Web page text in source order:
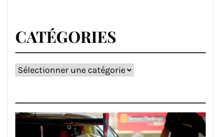
CATÉGORIES
Catégories